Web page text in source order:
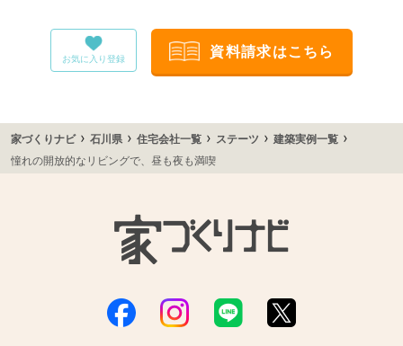
お気に入り登録 資料請求はこちら
家づくりナビ› 石川県 › 住宅会社一覧 › ステーツ › 建築実例一覧 ›
憧れの開放的なリビングで、昼も夜も満喫